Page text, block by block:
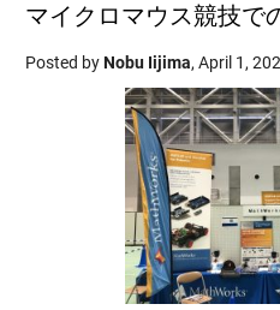
マイクロマウス競技で
Posted byNobu Iijima, April 1,